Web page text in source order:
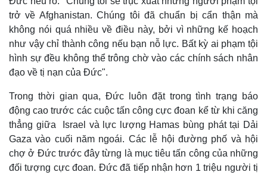
trở về Afghanistan. Chúng tôi đã chuẩn bị cẩn thận mà
không nói quá nhiều về điều này, bởi vì những kế hoạch
như vậy chỉ thành công nếu bạn nỗ lực. Bất kỳ ai phạm tội
hình sự đều không thể trông chờ vào các chính sách nhân
đạo về tị nạn của Đức".
Trong thời gian qua, Đức luôn đặt trong tình trạng báo
động cao trước các cuộc tấn công cực đoan kể từ khi căng
thẳng giữa Israel và lực lượng Hamas bùng phát tại Dải
Gaza vào cuối năm ngoái. Các lễ hội đường phố và hội
chợ ở Đức trước đây từng là mục tiêu tấn công của những
đối tượng cực đoan. Đức đã tiếp nhận hơn 1 triệu người tị